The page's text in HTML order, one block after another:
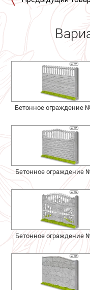
Бетонное ограждение
Бетонное ограждение
Бетонное ограждение